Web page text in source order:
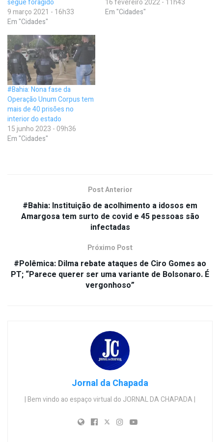
segue foragido
9 março 2021 - 16h33
Em "Cidades"
16 fevereiro 2022 - 11h43
Em "Cidades"
#Bahia: Nona fase da
Operação Unum Corpus tem
mais de 40 prisões no
interior do estado
15 junho 2023 - 09h36
Em "Cidades"
Post Anterior
#Bahia: Instituição de acolhimento a idosos em
Amargosa tem surto de covid e 45 pessoas são
infectadas
Próximo Post
#Polêmica: Dilma rebate ataques de Ciro Gomes ao
PT; “Parece querer ser uma variante de Bolsonaro. É
vergonhoso”
Jornal da Chapada
| Bem vindo ao espaço virtual do JORNAL DA CHAPADA |